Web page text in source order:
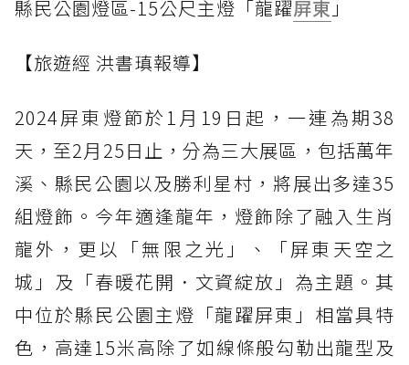
縣民公園燈區-15公尺主燈「龍躍屏東 」
【旅遊經 洪書瑱報導】
2024屏東燈節於1月19日起，一連為期38
天，至2月25日止，分為三大展區，包括萬年
溪、縣民公園以及勝利星村，將展出多達35
組燈飾。今年適逢龍年，燈飾除了融入生肖
龍外，更以「無限之光」、「屏東天空之
城」及「春暖花開．文資綻放」為主題。其
中位於縣民公園主燈「龍躍屏東」相當具特
色，高達15米高除了如線條般勾勒出龍型及